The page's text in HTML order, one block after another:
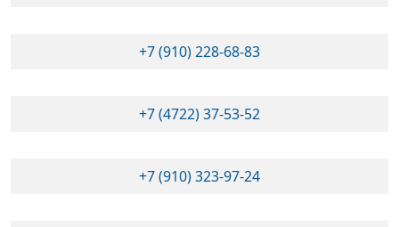
+7 (910) 228-68-83
+7 (4722) 37-53-52
+7 (910) 323-97-24